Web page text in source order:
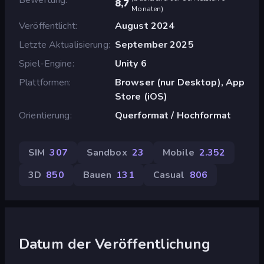
8,7 Monaten)
Veröffentlicht
August 2024
Letzte Aktualisierung September 2025
Spiel-Engine
Unity 6
Plattformen
Browser (nur Desktop), App
Store (iOS)
Orientierung
Querformat / Hochformat
SIM 307 Sandbox 23 Mobile 2.352
3D 850 Bauen 131 Casual 806
Datum der Veröffentlichung